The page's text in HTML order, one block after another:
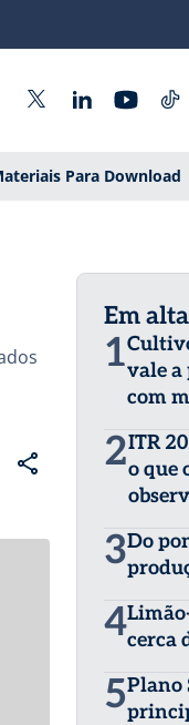
Para Download
Em alta
1vale a
com
2ITR
o que
3Do
4cerca
5Plano